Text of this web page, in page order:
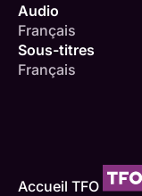
Audio
Français
Sous-titres
Français
Accueil TFO